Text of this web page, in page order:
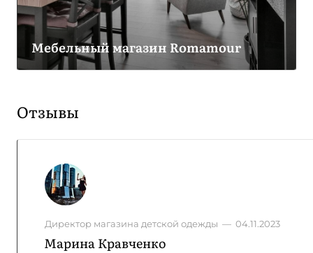
Мебельный магазин Romamour
Отзывы
Директор магазина детской одежды — 04.11.2023
Марина Кравченко